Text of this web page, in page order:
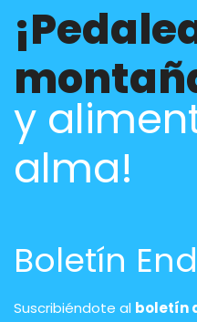
y
alma!
Boletín
Suscribiéndote al boletín